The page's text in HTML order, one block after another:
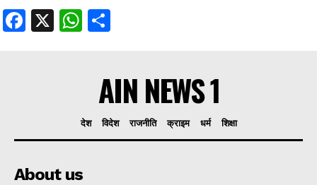
Facebook
X WhatsApp
AIN NEWS 1
देश विदेश राजनीति क्राइम धर्म शिक्षा
About us